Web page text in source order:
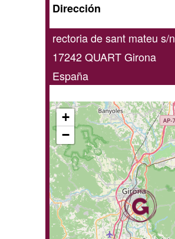
online
Dirección
rectoria de sant mateu s/n
17242 QUART Girona
España
+
−